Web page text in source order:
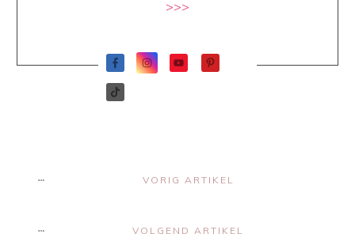
>>>
VORIG ARTIKEL
VOLGEND ARTIKEL